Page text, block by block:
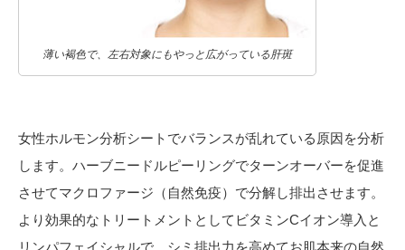
薄い褐色で、左右対象にもやっと広がっている肝斑
女性ホルモン分析シートでバランスが乱れている原因を分析
します。ハーブニードルピーリングでターンオーバーを促進
させてマクロファージ（自然免疫）で分解し排出させます。
より効果的なトリートメントとしてビタミンCイオン導入と
リンパフェイシャルで、シミ排出力を高めてお肌本来の自然